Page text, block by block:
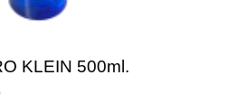
KLEIN 500ml.